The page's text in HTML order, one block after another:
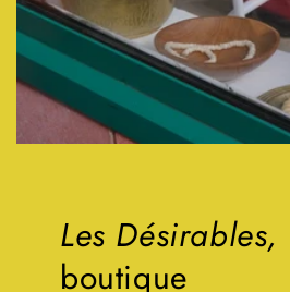
Les Désirables,
boutique